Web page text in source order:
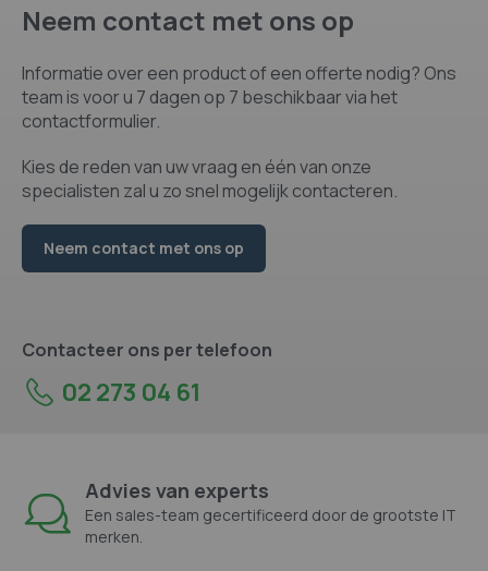
Neem contact met ons op
Informatie over een product of een offerte nodig? Ons
team is voor u 7 dagen op 7 beschikbaar via het
contactformulier.
Kies de reden van uw vraag en één van onze
specialisten zal u zo snel mogelijk contacteren.
Neem contact met ons op
Contacteer ons per telefoon
02 273 04 61
Advies van experts
Een sales-team gecertificeerd door de grootste IT
merken.